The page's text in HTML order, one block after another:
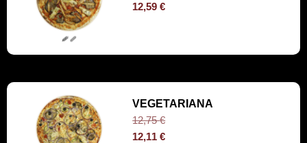
12,59€
VEGETARIANA
12,75€
12,11€